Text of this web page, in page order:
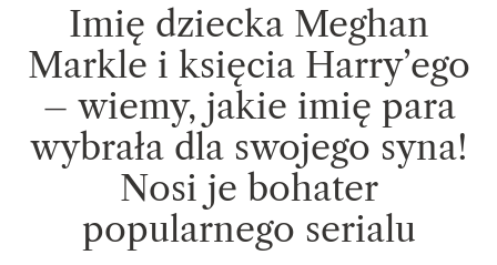
Imię dziecka Meghan
Markle i księcia Harry’ego
– wiemy, jakie imię para
wybrała dla swojego syna!
Nosi je bohater
popularnego serialu